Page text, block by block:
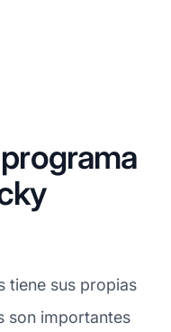
tiene sus propias
son importantes